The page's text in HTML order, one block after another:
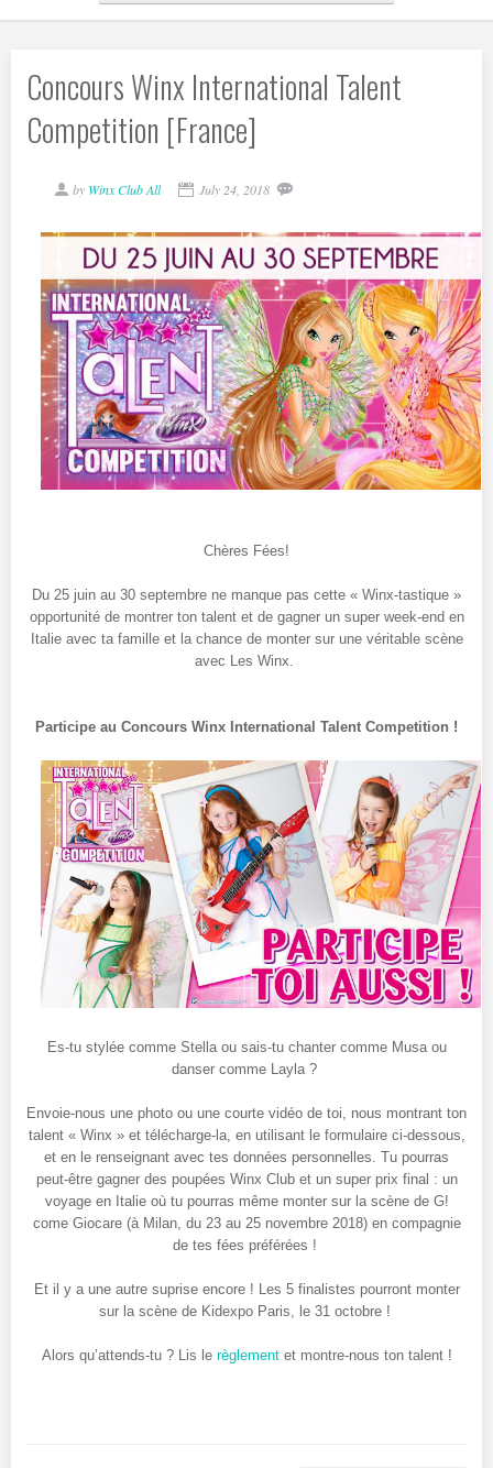
Concours Winx International Talent
Competition [France]
by Winx Club All July 24, 2018
Chères Fées!
Du 25 juin au 30 septembre ne manque pas cette « Winx-tastique »
opportunité de montrer ton talent et de gagner un super week-end en
Italie avec ta famille et la chance de monter sur une véritable scène
avec Les Winx.
Participe au Concours Winx International Talent Competition !
Es-tu stylée comme Stella ou sais-tu chanter comme Musa ou
danser comme Layla ?
Envoie-nous une photo ou une courte vidéo de toi, nous montrant ton
talent « Winx » et télécharge-la, en utilisant le formulaire ci-dessous,
et en le renseignant avec tes données personnelles. Tu pourras
peut-être gagner des poupées Winx Club et un super prix final : un
voyage en Italie où tu pourras même monter sur la scène de G!
come Giocare (à Milan, du 23 au 25 novembre 2018) en compagnie
de tes fées préférées !
Et il y a une autre suprise encore ! Les 5 finalistes pourront monter
sur la scène de Kidexpo Paris, le 31 octobre !
Alors qu’attends-tu ? Lis le règlement et montre-nous ton talent !